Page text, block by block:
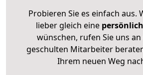
Probieren Sie es einfach aus.
lieber gleich eine
wünschen, rufen Sie uns
geschulten Mitarbeiter
Ihrem neuen Weg